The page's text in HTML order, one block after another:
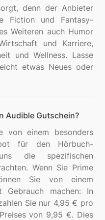
denn der Anbieter
Fiction und Fantasy-
Weiteren auch Humor
und Karriere,
und Wellness. Lasse
etwas Neues oder
Audible Gutschein?
von einem besonders
für den Hörbuch-
die spezifischen
Wenn Sie Prime
Sie von einem
Gebrauch machen: In
Sie nur 4,95 € pro
von 9,95 €. Dies